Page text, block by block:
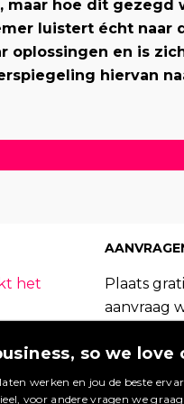
hoe dit gezegd
luistert écht naar
oplossingen en is
hiervan
het
Plaats
aanvraag
kunnen
so we love
werken en jou de beste
voor andere vragen we